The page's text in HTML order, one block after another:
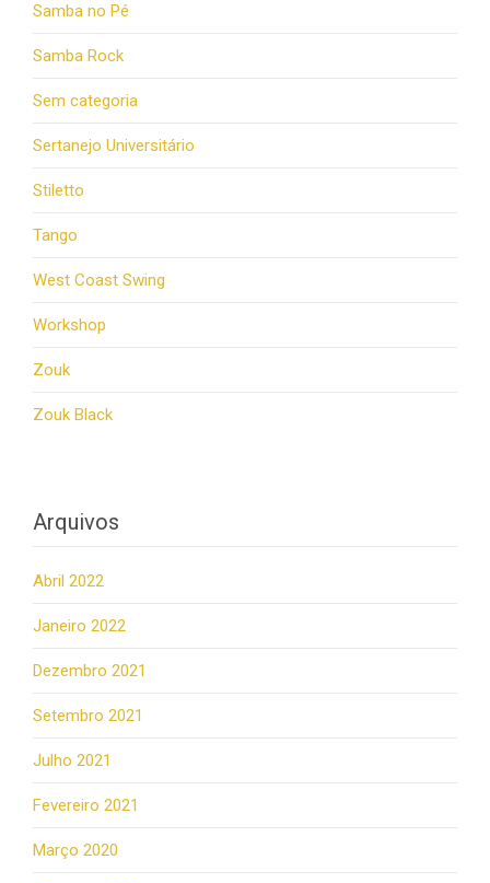
Samba no Pé
Samba Rock
Sem categoria
Sertanejo Universitário
Stiletto
Tango
West Coast Swing
Workshop
Zouk
Zouk Black
Arquivos
Abril 2022
Janeiro 2022
Dezembro 2021
Setembro 2021
Julho 2021
Fevereiro 2021
Março 2020